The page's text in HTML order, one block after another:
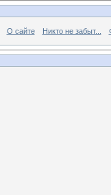
О сайте Никто не забыт...